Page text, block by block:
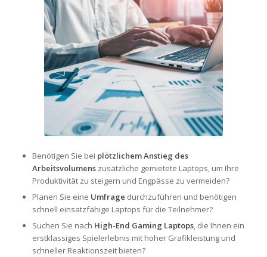
Benötigen Sie bei plötzlichem Anstieg des
Arbeitsvolumenszusätzliche gemietete Laptops, um Ihre
Produktivität zu steigern und Engpässe zu vermeiden?
Planen Sie eine Umfrage durchzuführen und benötigen
schnell einsatzfähige Laptops für die Teilnehmer?
Suchen Sie nach High-End Gaming Laptops, die Ihnen ein
erstklassiges Spielerlebnis mit hoher Grafikleistung und
schneller Reaktionszeit bieten?